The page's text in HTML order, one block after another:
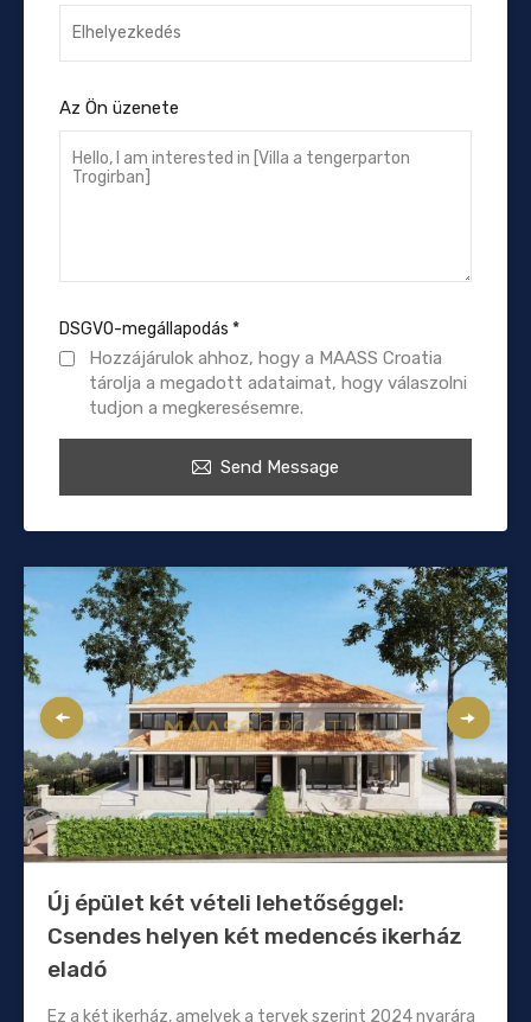
Az Ön üzenete
DSGVO-megállapodás *
Hozzájárulok ahhoz, hogy a MAASS Croatia
tárolja a megadott adataimat, hogy válaszolni
tudjon a megkeresésemre.
Send Message
Új épület két vételi lehetőséggel:
Csendes helyen két medencés ikerház
eladó
Ez a két ikerház, amelyek a tervek szerint 2024 nyarára